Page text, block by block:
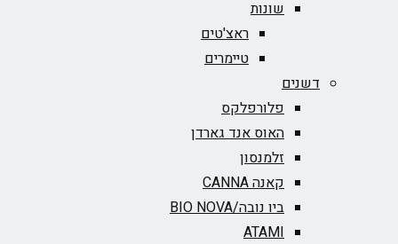
שונות
ראצ'טים
טיימרים
דשנים
פלורפלקס
האוס אנד גארדן
זלמנסון
קאנה CANNA
ביו נובה/BIO NOVA‏
ATAMI